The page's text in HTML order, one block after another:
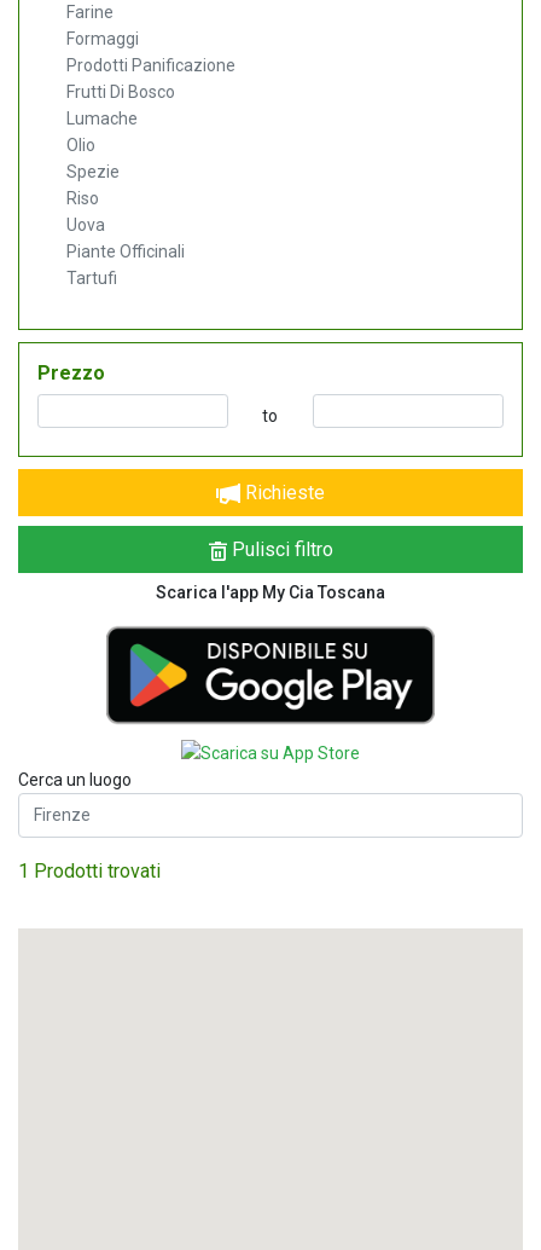
Farine
Formaggi
Prodotti Panificazione
Frutti Di Bosco
Lumache
Olio
Spezie
Riso
Uova
Piante Officinali
Tartufi
Prezzo
to
Richieste
Pulisci filtro
Scarica l'app My Cia Toscana
Cerca un luogo
1 Prodotti trovati